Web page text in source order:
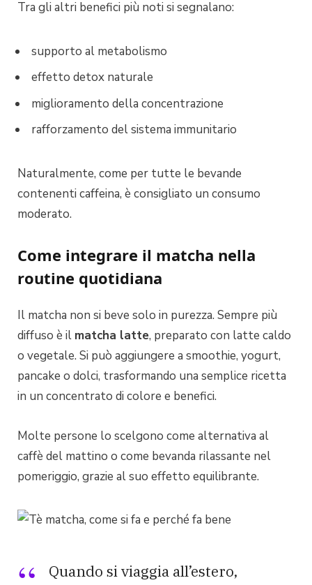
Tra gli altri benefici più noti si segnalano:
supporto al metabolismo
effetto detox naturale
miglioramento della concentrazione
rafforzamento del sistema immunitario
Naturalmente, come per tutte le bevande
contenenti caffeina, è consigliato un consumo
moderato.
Come integrare il matcha nella
routine quotidiana
Il matcha non si beve solo in purezza. Sempre più
diffuso è il matcha latte, preparato con latte caldo
o vegetale. Si può aggiungere a smoothie, yogurt,
pancake o dolci, trasformando una semplice ricetta
in un concentrato di colore e benefici.
Molte persone lo scelgono come alternativa al
caffè del mattino o come bevanda rilassante nel
pomeriggio, grazie al suo effetto equilibrante.
Quando si viaggia all’estero,